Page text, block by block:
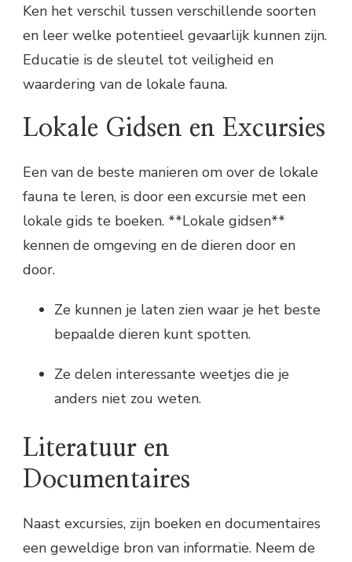
Ken het verschil tussen verschillende soorten
en leer welke potentieel gevaarlijk kunnen zijn.
Educatie is de sleutel tot veiligheid en
waardering van de lokale fauna.
Lokale Gidsen en Excursies
Een van de beste manieren om over de lokale
fauna te leren, is door een excursie met een
lokale gids te boeken. **Lokale gidsen**
kennen de omgeving en de dieren door en
door.
Ze kunnen je laten zien waar je het beste
bepaalde dieren kunt spotten.
Ze delen interessante weetjes die je
anders niet zou weten.
Literatuur en
Documentaires
Naast excursies, zijn boeken en documentaires
een geweldige bron van informatie. Neem de